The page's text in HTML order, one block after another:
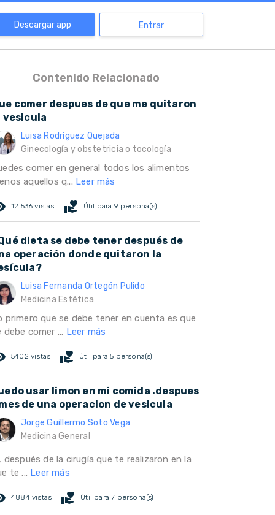
Descargar app Entrar
Contenido Relacionado
comer despues de que me quitaron
vesicula
Luisa Rodríguez Quejada
Ginecología y obstetricia o tocología
comer en general todos los alimentos
aquellos q... Leer más
12.536 vistas volunteer_activism Útil para 9 persona(s)
dieta se debe tener después de
operación donde quitaron la
Luisa Fernanda Ortegón Pulido
Medicina Estética
primero que se debe tener en cuenta es que
debe comer ... Leer más
5402 vistas volunteer_activism Útil para 5 persona(s)
usar limon en mi comida .despues
de una operacion de vesicula
Jorge Guillermo Soto Vega
Medicina General
después de la cirugía que te realizaron en la
te ... Leer más
4884 vistas volunteer_activism Útil para 7 persona(s)